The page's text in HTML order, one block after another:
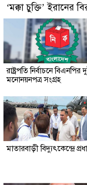
‘মক্কা চুক্তি’ ইরানের
রাষ্ট্রপতি নির্বাচনে বিএনপির
মনোনয়নপত্র সংগ্রহ
মাতারবাড়ী বিদ্যুৎকেন্দ্রে